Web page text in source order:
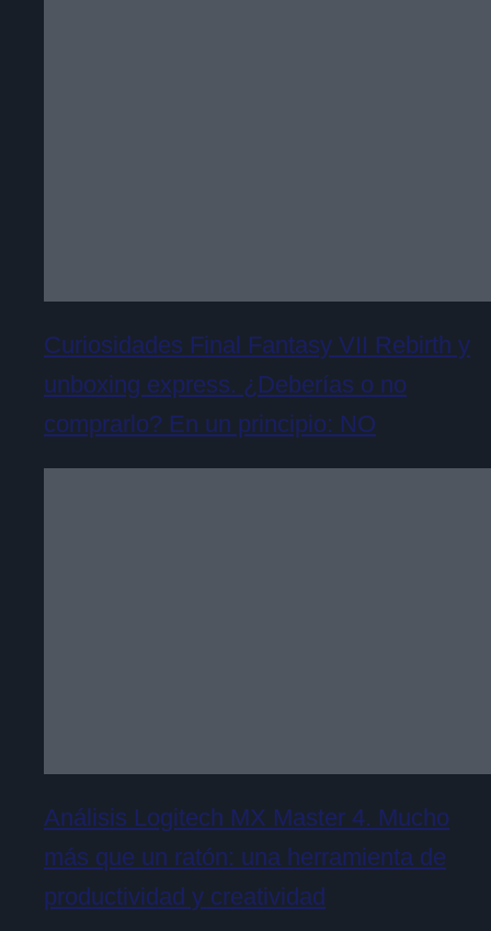
Curiosidades Final Fantasy VII Rebirth y
unboxing express. ¿Deberías o no
comprarlo? En un principio: NO
Análisis Logitech MX Master 4. Mucho
más que un ratón: una herramienta de
productividad y creatividad